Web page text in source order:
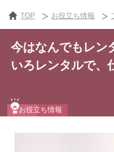
TOP お役立ち情報
今はなんでもレン
いろレンタルで、
お役立ち情報